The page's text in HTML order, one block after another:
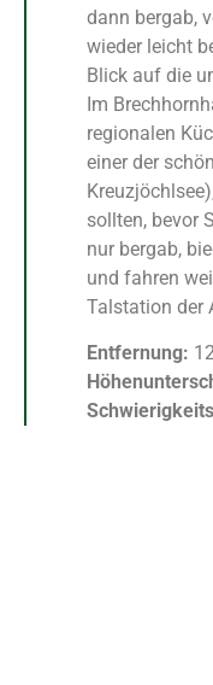
dann bergab,
wieder leicht
Blick auf die
Im
regionalen
einer der
sollten, bevor
nur bergab,
und fahren
Talstation der
Entfernung: